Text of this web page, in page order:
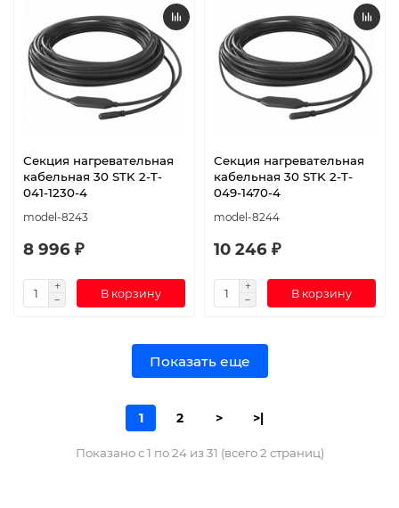
Секция нагревательная
кабельная 30 STK 2-T-
041-1230-4
model-8243
8 996 ₽
В корзину
Секция нагревательная
кабельная 30 STK 2-T-
049-1470-4
model-8244
10 246 ₽
В корзину
Показать еще
1 2 > >|
Показано с 1 по 24 из 31 (всего 2 страниц)